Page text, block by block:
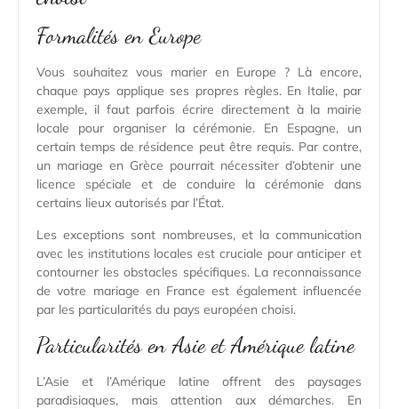
Formalités en Europe
Vous souhaitez vous marier en Europe ? Là encore,
chaque pays applique ses propres règles. En Italie, par
exemple, il faut parfois écrire directement à la mairie
locale pour organiser la cérémonie. En Espagne, un
certain temps de résidence peut être requis. Par contre,
un mariage en Grèce pourrait nécessiter d’obtenir une
licence spéciale et de conduire la cérémonie dans
certains lieux autorisés par l’État.
Les exceptions sont nombreuses, et la communication
avec les institutions locales est cruciale pour anticiper et
contourner les obstacles spécifiques. La reconnaissance
de votre mariage en France est également influencée
par les particularités du pays européen choisi.
Particularités en Asie et Amérique latine
L’Asie et l’Amérique latine offrent des paysages
paradisiaques, mais attention aux démarches. En